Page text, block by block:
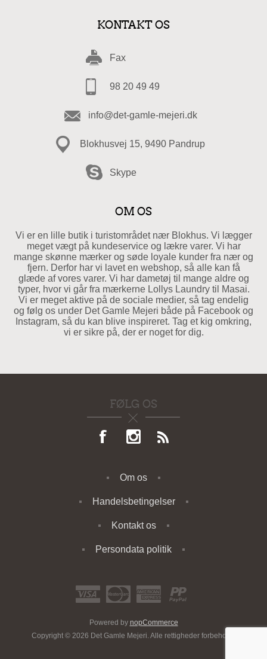
KONTAKT OS
Fax
98 20 49 49
info@det-gamle-mejeri.dk
Blokhusvej 15, 9490 Pandrup
Skype
OM OS
Vi er en lille butik i turistområdet nær Blokhus. Vi lægger
meget vægt på kundeservice og lækre varer. Vi har
mange skønne mærker og søde loyale kunder fra nær og
fjern. Derfor har vi lavet en webshop, så alle kan få
glæde af vores varer. Vi har dametøj til mange aldre og
typer, hvor vi går fra mærkerne Lollys Laundry til Masai.
Vi er meget aktive på de sociale medier, så tag endelig
og følg os under Det Gamle Mejeri både på Facebook og
Instagram, så du kan blive inspireret. Tag et kig omkring,
vi er sikre på, der er noget for dig.
FØLG OS
Om os
Handelsbetingelser
Kontakt os
Persondata politik
Powered by nopCommerce
Copyright © 2026 Det Gamle Mejeri. Alle rettigheder forbeholdt.